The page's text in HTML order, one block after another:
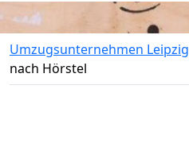
Umzugsunternehmen Leipzig
nach Hörstel